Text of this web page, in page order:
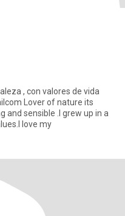
, con valores de vida
its
love my